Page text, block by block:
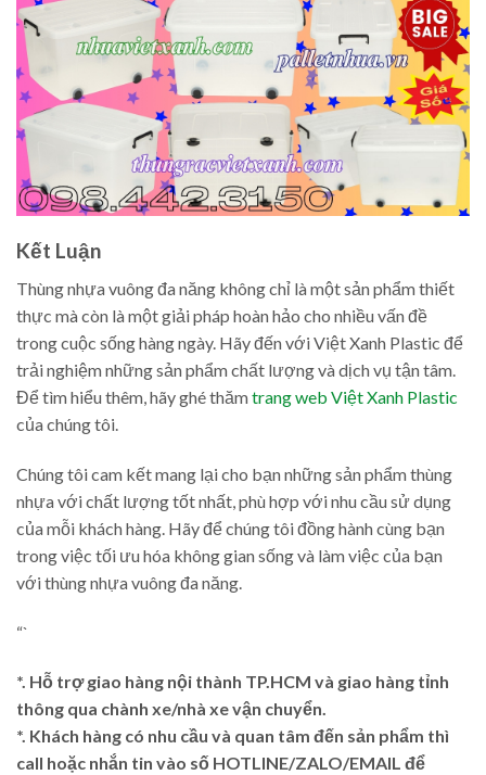
Kết Luận
Thùng nhựa vuông đa năng không chỉ là một sản phẩm thiết
thực mà còn là một giải pháp hoàn hảo cho nhiều vấn đề
trong cuộc sống hàng ngày. Hãy đến với Việt Xanh Plastic để
trải nghiệm những sản phẩm chất lượng và dịch vụ tận tâm.
Để tìm hiểu thêm, hãy ghé thămtrang web Việt Xanh Plastic
của chúng tôi.
Chúng tôi cam kết mang lại cho bạn những sản phẩm thùng
nhựa với chất lượng tốt nhất, phù hợp với nhu cầu sử dụng
của mỗi khách hàng. Hãy để chúng tôi đồng hành cùng bạn
trong việc tối ưu hóa không gian sống và làm việc của bạn
với thùng nhựa vuông đa năng.
“`
*. Hỗ trợ giao hàng nội thành TP.HCM và giao hàng tỉnh
thông qua chành xe/nhà xe vận chuyển.
*. Khách hàng có nhu cầu và quan tâm đến sản phẩm thì
call hoặc nhắn tin vào số HOTLINE/ZALO/EMAIL để